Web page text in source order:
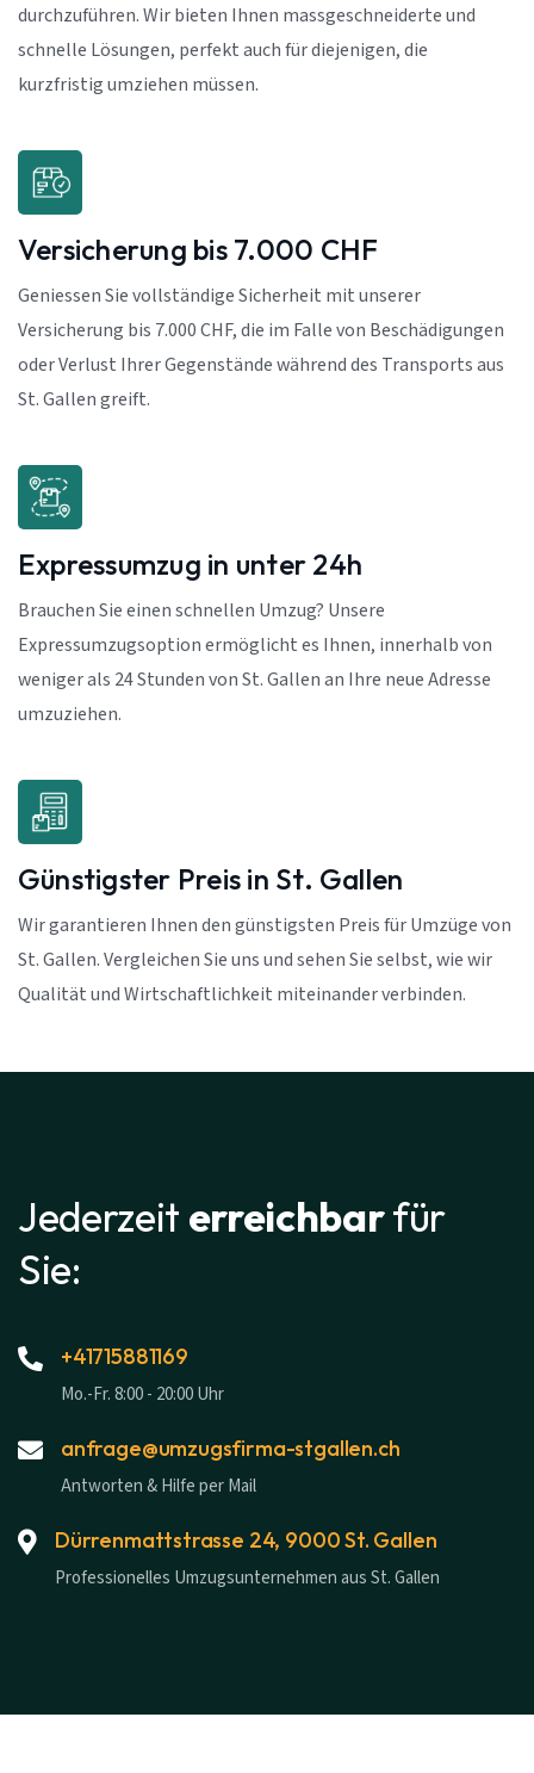
durchzuführen. Wir bieten Ihnen massgeschneiderte und
schnelle Lösungen, perfekt auch für diejenigen, die
kurzfristig umziehen müssen.
Versicherung bis 7.000 CHF
Geniessen Sie vollständige Sicherheit mit unserer
Versicherung bis 7.000 CHF, die im Falle von Beschädigungen
oder Verlust Ihrer Gegenstände während des Transports aus
St. Gallen greift.
Expressumzug in unter 24h
Brauchen Sie einen schnellen Umzug? Unsere
Expressumzugsoption ermöglicht es Ihnen, innerhalb von
weniger als 24 Stunden von St. Gallen an Ihre neue Adresse
umzuziehen.
Günstigster Preis in St. Gallen
Wir garantieren Ihnen den günstigsten Preis für Umzüge von
St. Gallen. Vergleichen Sie uns und sehen Sie selbst, wie wir
Qualität und Wirtschaftlichkeit miteinander verbinden.
Jederzeit erreichbarfür
Sie:
+41715881169
Mo.-Fr. 8:00 - 20:00 Uhr
anfrage@umzugsfirma-stgallen.ch
Antworten & Hilfe per Mail
Dürrenmattstrasse 24, 9000 St. Gallen
Professionelles Umzugsunternehmen aus St. Gallen